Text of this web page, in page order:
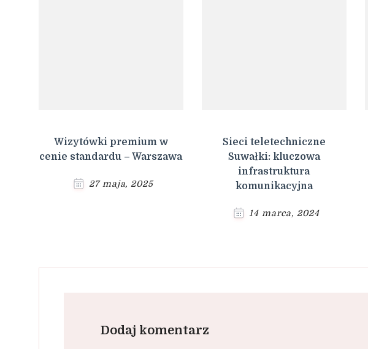
Wizytówki premium w
cenie standardu – Warszawa
27 maja, 2025
Sieci teletechniczne
Suwałki: kluczowa
infrastruktura
komunikacyjna
14 marca, 2024
Dodaj komentarz